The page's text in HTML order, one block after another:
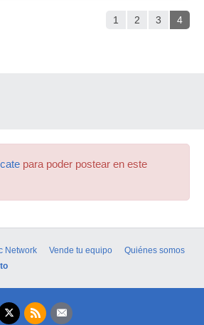
1 2 3 4
para poder postear en este
Network Vende tu equipo
Quiénes somos